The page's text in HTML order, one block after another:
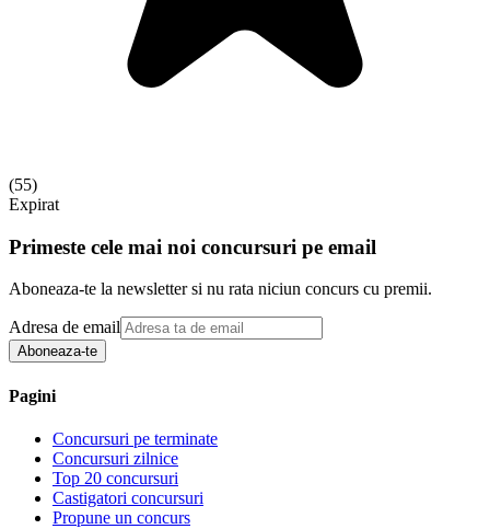
(55)
Expirat
Primeste cele mai noi concursuri pe email
Aboneaza-te la newsletter si nu rata niciun concurs cu premii.
Adresa de email
Aboneaza-te
Pagini
Concursuri pe terminate
Concursuri zilnice
Top 20 concursuri
Castigatori concursuri
Propune un concurs